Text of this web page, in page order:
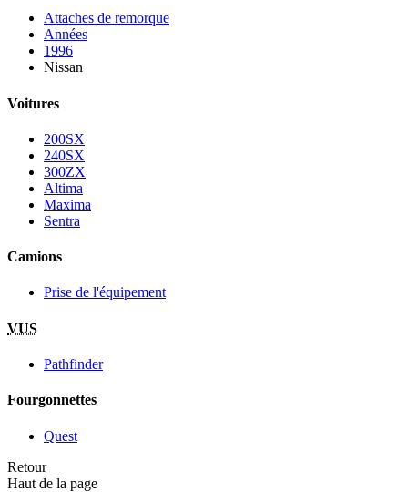
Attaches de remorque
Années
1996
Nissan
Voitures
200SX
240SX
300ZX
Altima
Maxima
Sentra
Camions
Prise de l'équipement
VUS
Pathfinder
Fourgonnettes
Quest
Retour
Haut de la page